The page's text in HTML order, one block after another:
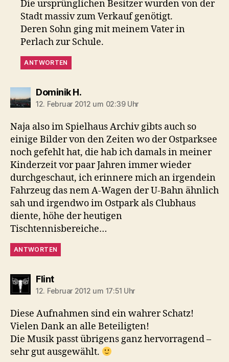
Die ursprünglichen Besitzer wurden von der
Stadt massiv zum Verkauf genötigt.
Deren Sohn ging mit meinem Vater in
Perlach zur Schule.
ANTWORTEN
Dominik H.sagt:
12. Februar 2012 um 02:39 Uhr
Naja also im Spielhaus Archiv gibts auch so
einige Bilder von den Zeiten wo der Ostparksee
noch gefehlt hat, die hab ich damals in meiner
Kinderzeit vor paar Jahren immer wieder
durchgeschaut, ich erinnere mich an irgendein
Fahrzeug das nem A-Wagen der U-Bahn ähnlich
sah und irgendwo im Ostpark als Clubhaus
diente, höhe der heutigen
Tischtennisbereiche…
ANTWORTEN
Flintsagt:
12. Februar 2012 um 17:51 Uhr
Diese Aufnahmen sind ein wahrer Schatz!
Vielen Dank an alle Beteiligten!
Die Musik passt übrigens ganz hervorragend –
sehr gut ausgewählt.